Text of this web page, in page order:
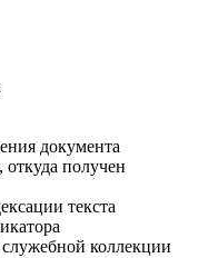
документа
откуда получен
текста
коллекции